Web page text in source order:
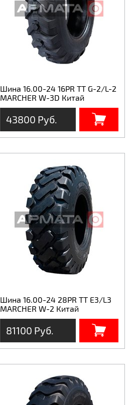
Шина 16.00-24 16PR ТТ G-2/L-2
MARCHER W-3D Китай
43800 Руб.
Шина 16.00-24 28PR TT E3/L3
MARCHER W-2 Китай
81100 Руб.